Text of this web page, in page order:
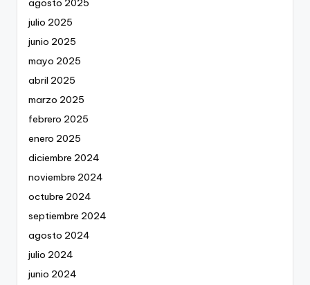
agosto 2025
julio 2025
junio 2025
mayo 2025
abril 2025
marzo 2025
febrero 2025
enero 2025
diciembre 2024
noviembre 2024
octubre 2024
septiembre 2024
agosto 2024
julio 2024
junio 2024